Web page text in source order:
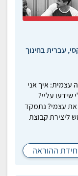
עברית בחינוך
עצמית: איך אני
עליי?
את עצמי? נתמקד
ליצירת קבוצת
ההוראה